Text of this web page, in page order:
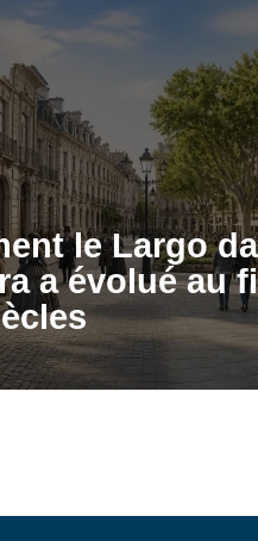
le Largo da
a évolué au